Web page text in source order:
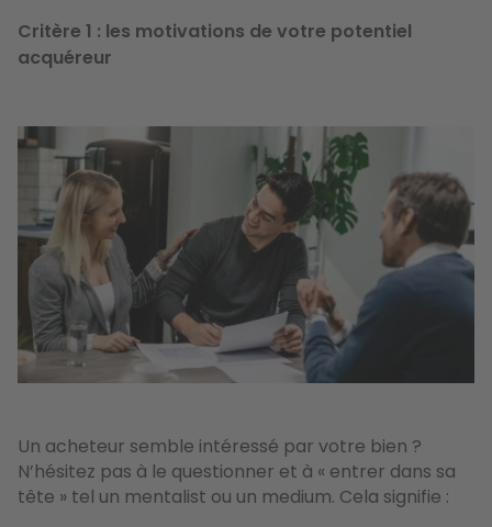
Critère 1 : les motivations de votre potentiel
acquéreur
Image
Un acheteur semble intéressé par votre bien ?
N’hésitez pas à le questionner et à « entrer dans sa
tête » tel un mentalist ou un medium. Cela signifie :